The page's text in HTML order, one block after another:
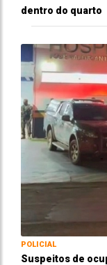
dentro do quarto
POLICIAL
Suspeitos de